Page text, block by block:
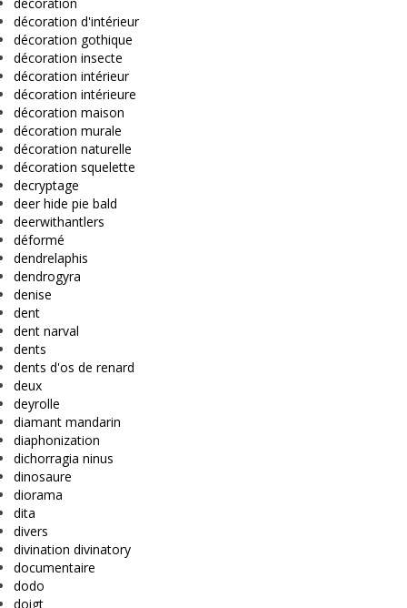
décoration d'intérieur
décoration gothique
décoration insecte
décoration intérieur
décoration intérieure
décoration maison
décoration murale
décoration naturelle
décoration squelette
decryptage
deer hide pie bald
deerwithantlers
déformé
dendrelaphis
dendrogyra
denise
dent
dent narval
dents
dents d'os de renard
deux
deyrolle
diamant mandarin
diaphonization
dichorragia ninus
dinosaure
diorama
dita
divers
divination divinatory
documentaire
dodo
doigt